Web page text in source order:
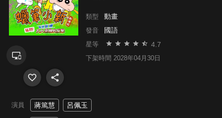
類型 動畫
發音 國語
星等 4.7
下架時間 2028年04月30日
演員 蔣篤慧 呂佩玉